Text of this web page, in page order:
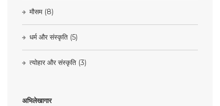
मौसम (8)
धर्म और संस्कृति (5)
त्योहार और संस्कृति (3)
अभिलेखागार